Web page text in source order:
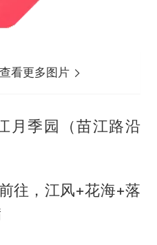
看更多图片
月季园（苗江路沿
往，江风+花海+落